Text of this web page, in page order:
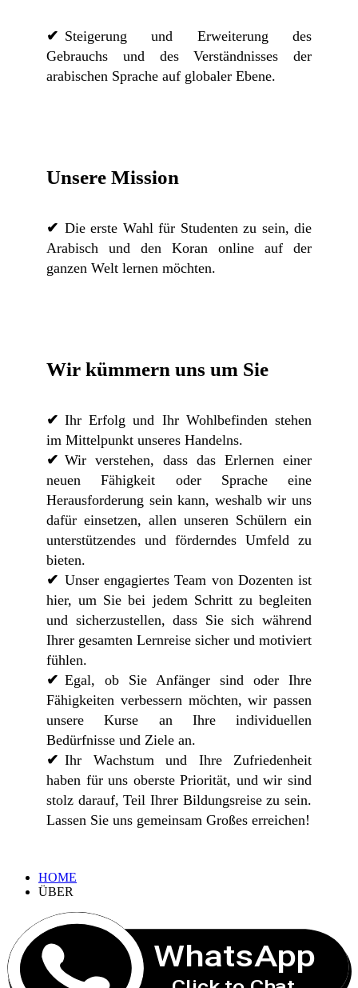
Steigerung und Erweiterung des
Gebrauchs und des Verständnisses der
arabischen Sprache auf globaler Ebene.
Unsere Mission
Die erste Wahl für Studenten zu sein, die
Arabisch und den Koran online auf der
ganzen Welt lernen möchten.
Wir kümmern uns um Sie
Ihr Erfolg und Ihr Wohlbefinden stehen
im Mittelpunkt unseres Handelns.
Wir verstehen, dass das Erlernen einer
neuen Fähigkeit oder Sprache eine
Herausforderung sein kann, weshalb wir uns
dafür einsetzen, allen unseren Schülern ein
unterstützendes und förderndes Umfeld zu
bieten.
Unser engagiertes Team von Dozenten ist
hier, um Sie bei jedem Schritt zu begleiten
und sicherzustellen, dass Sie sich während
Ihrer gesamten Lernreise sicher und motiviert
fühlen.
Egal, ob Sie Anfänger sind oder Ihre
Fähigkeiten verbessern möchten, wir passen
unsere Kurse an Ihre individuellen
Bedürfnisse und Ziele an.
Ihr Wachstum und Ihre Zufriedenheit
haben für uns oberste Priorität, und wir sind
stolz darauf, Teil Ihrer Bildungsreise zu sein.
Lassen Sie uns gemeinsam Großes erreichen!
HOME
ÜBER
WhatsApp